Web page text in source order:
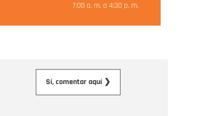
7:00 a. m. a 4:30 p. m.
Sí, comentar aquí ❯